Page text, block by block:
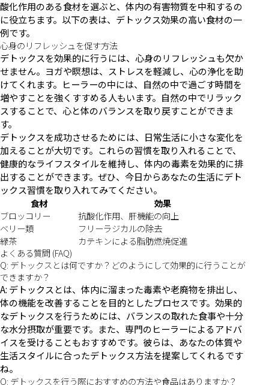
酸化作用のある食材を選ぶと、体内の有害物質を中和するの
に役立ちます。以下の表は、デトックス効果の高い食材の一
例です。
心身のリフレッシュを促す方法
デトックスを効果的に行うには、心身のリフレッシュも欠か
せません。ヨガや瞑想は、ストレスを軽減し、心の浄化を助
けてくれます。ヒーラーの中には、自然の中で過ごす時間を
増やすことを強くすすめる人もいます。自然の中でリラック
スすることで、心と体のバランスを取り戻すことができま
す。
デトックスを成功させるためには、日常生活に小さな変化を
加えることが大切です。これらの習慣を取り入れることで、
健康的なライフスタイルを維持し、体内の毒素を効果的に排
出することができます。ぜひ、今日からあなたの生活にデト
ックス習慣を取り入れてみてください。
食材
効果
ブロッコリー
抗酸化作用、肝機能の向上
ベリー類
フリーラジカルの除去
緑茶
カテキンによる脂肪燃焼促進
よくある質問 (FAQ)
Q: デトックスとは何ですか？どのようにして効果的に行うことが
できますか？
A: デトックスとは、体内に溜まった毒素や老廃物を排出し、
体の機能を改善することを目的としたプロセスです。効果的
なデトックスを行うためには、バランスの取れた食事や十分
な水分摂取が重要です。また、専門のヒーラーによるアドバ
イスを受けることもおすすめです。彼らは、あなたの体質や
生活スタイルに合ったデトックス方法を提案してくれるです
ね。
Q: デトックスを行う際におすすめの方法や食品はありますか？